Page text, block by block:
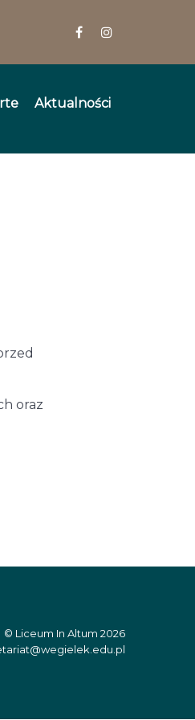
Aktualności
oraz
© Liceum In Altum 2026